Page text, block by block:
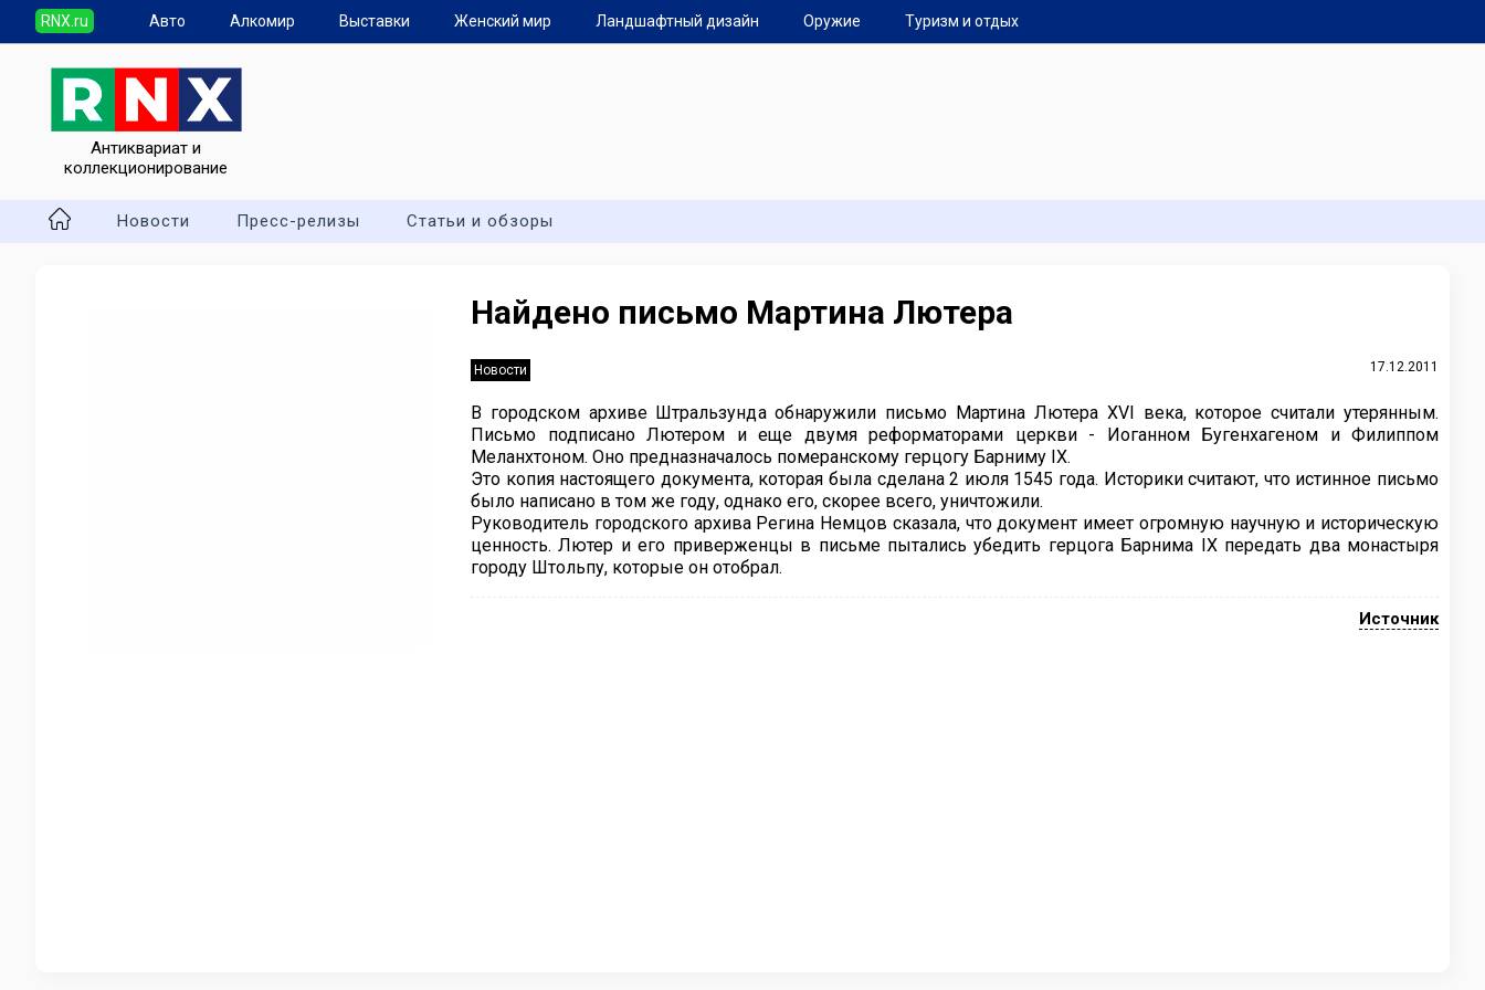
RNX.ru Авто Алкомир Выставки Женский мир Ландшафтный дизайн Оружие Туризм и отдых
Антиквариат и
коллекционирование
Новости Пресс-релизы Статьи и обзоры
Найдено письмо Мартина Лютера
17.12.2011
Новости
В городском архиве Штральзунда обнаружили письмо Мартина Лютера XVI века, которое считали утерянным.
Письмо подписано Лютером и еще двумя реформаторами церкви - Иоганном Бугенхагеном и Филиппом
Меланхтоном. Оно предназначалось померанскому герцогу Барниму IX.
Это копия настоящего документа, которая была сделана 2 июля 1545 года. Историки считают, что истинное письмо
было написано в том же году, однако его, скорее всего, уничтожили.
Руководитель городского архива Регина Немцов сказала, что документ имеет огромную научную и историческую
ценность. Лютер и его приверженцы в письме пытались убедить герцога Барнима IX передать два монастыря
городу Штольпу, которые он отобрал.
Источник